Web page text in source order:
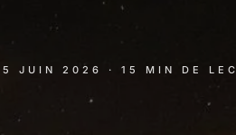
JUIN 2026 · 15 MIN DE